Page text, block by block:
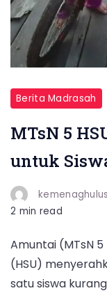
Berita Madrasah
MTsN 5
untuk
2 min read
Amuntai (MTsN 5
(HSU)
satu siswa